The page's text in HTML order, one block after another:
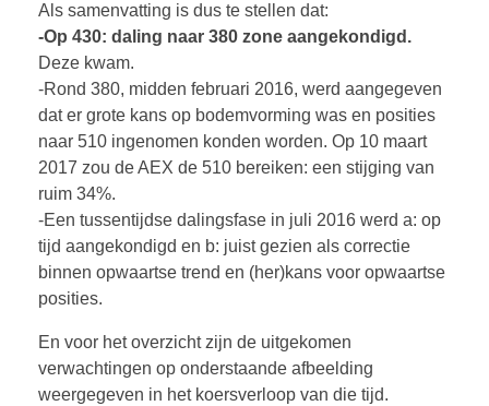
Als samenvatting is dus te stellen dat:
-Op 430: daling naar 380 zone aangekondigd.
Deze kwam.
-Rond 380, midden februari 2016, werd aangegeven
dat er grote kans op bodemvorming was en posities
naar 510 ingenomen konden worden. Op 10 maart
2017 zou de AEX de 510 bereiken: een stijging van
ruim 34%.
-Een tussentijdse dalingsfase in juli 2016 werd a: op
tijd aangekondigd en b: juist gezien als correctie
binnen opwaartse trend en (her)kans voor opwaartse
posities.
En voor het overzicht zijn de uitgekomen
verwachtingen op onderstaande afbeelding
weergegeven in het koersverloop van die tijd.